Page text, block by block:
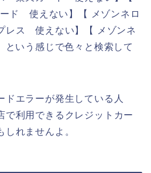
ド 使えない】【 メゾンネロ
レス 使えない】【 メゾンネ
いう感じで色々と検索して
ドエラーが発生している人
で利用できるクレジットカー
しれませんよ。